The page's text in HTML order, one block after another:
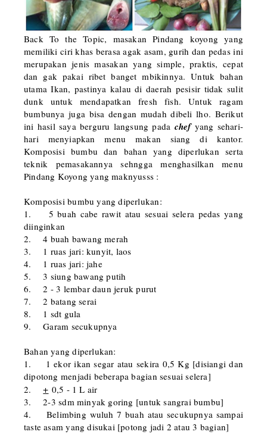
Back To the Topic, masakan Pindang koyong yang
memiliki ciri khas berasa agak asam, gurih dan pedas ini
merupakan jenis masakan yang simple, praktis, cepat
dan gak pakai ribet banget mbikinnya. Untuk bahan
utama Ikan, pastinya kalau di daerah pesisir tidak sulit
dunk untuk mendapatkan fresh fish. Untuk ragam
bumbunya juga bisa dengan mudah dibeli lho. Berikut
ini hasil saya berguru langsung pada chefyang sehari-
hari menyiapkan menu makan siang di kantor.
Komposisi bumbu dan bahan yang diperlukan serta
teknik pemasakannya sehngga menghasilkan menu
Pindang Koyong yang maknyusss :
Komposisi bumbu yang diperlukan:
1. 5 buah cabe rawit atau sesuai selera pedas yang
diinginkan
2. 4 buah bawang merah
3. 1 ruas jari: kunyit, laos
4. 1 ruas jari: jahe
5. 3 siung bawang putih
6. 2 - 3 lembar daun jeruk purut
7. 2 batang serai
8. 1 sdt gula
9. Garam secukupnya
Bahan yang diperlukan:
1. 1 ekor ikan segar atau sekira 0,5 Kg [disiangi dan
dipotong menjadi beberapa bagian sesuai selera]
2.+ 0,5 - 1 L air
3. 2-3 sdm minyak goring [untuk sangrai bumbu]
4. Belimbing wuluh 7 buah atau secukupnya sampai
taste asam yang disukai [potong jadi 2 atau 3 bagian]